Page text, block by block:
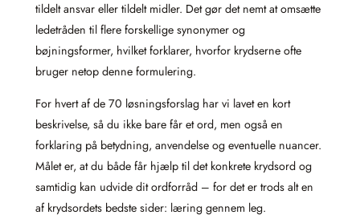
tildelt ansvar eller tildelt midler. Det gør det nemt at omsætte
ledetråden til flere forskellige synonymer og
bøjningsformer, hvilket forklarer, hvorfor krydserne ofte
bruger netop denne formulering.
For hvert af de 70 løsningsforslag har vi lavet en kort
beskrivelse, så du ikke bare får et ord, men også en
forklaring på betydning, anvendelse og eventuelle nuancer.
Målet er, at du både får hjælp til det konkrete krydsord og
samtidig kan udvide dit ordforråd – for det er trods alt en
af krydsordets bedste sider: læring gennem leg.